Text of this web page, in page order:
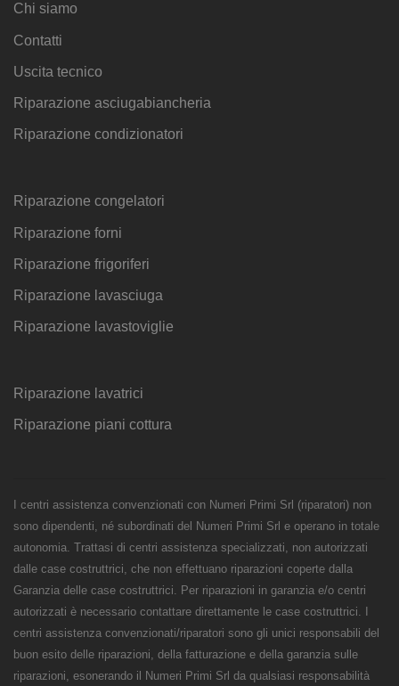
Chi siamo
Contatti
Uscita tecnico
Riparazione asciugabiancheria
Riparazione condizionatori
Riparazione congelatori
Riparazione forni
Riparazione frigoriferi
Riparazione lavasciuga
Riparazione lavastoviglie
Riparazione lavatrici
Riparazione piani cottura
I centri assistenza convenzionati con Numeri Primi Srl (riparatori) non
sono dipendenti, né subordinati del Numeri Primi Srl e operano in totale
autonomia. Trattasi di centri assistenza specializzati, non autorizzati
dalle case costruttrici, che non effettuano riparazioni coperte dalla
Garanzia delle case costruttrici. Per riparazioni in garanzia e/o centri
autorizzati è necessario contattare direttamente le case costruttrici. I
centri assistenza convenzionati/riparatori sono gli unici responsabili del
buon esito delle riparazioni, della fatturazione e della garanzia sulle
riparazioni, esonerando il Numeri Primi Srl da qualsiasi responsabilità